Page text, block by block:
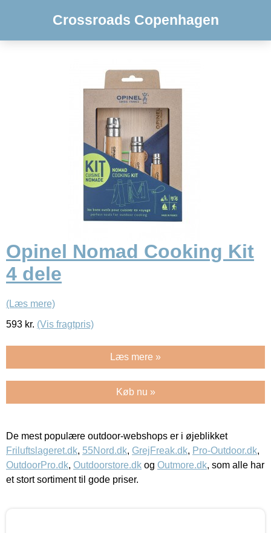
Crossroads Copenhagen
Opinel Nomad Cooking Kit
4 dele
(Læs mere)
593 kr. (Vis fragtpris)
Læs mere »
Køb nu »
De mest populære outdoor-webshops er i øjeblikket
Friluftslageret.dk, 55Nord.dk, GrejFreak.dk, Pro-Outdoor.dk,
OutdoorPro.dk, Outdoorstore.dk og Outmore.dk, som alle har
et stort sortiment til gode priser.